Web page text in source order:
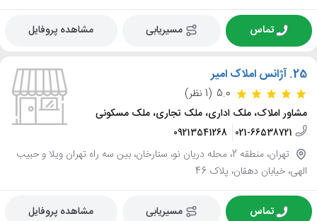
تماس مسیریابی مشاهده پروفایل
25. آژانس املاک امیر
5.0 (1 نظر)
مشاور املاک، ملک اداری، ملک تجاری، ملک مسکونی
021-66538721
09213541268
تهران، منطقه 2، محله دریان نو، ستارخان، بین سه راه تهران ویلا و حبیب
الهی، خیابان دهقان، پلاک 46
تماس مسیریابی مشاهده پروفایل